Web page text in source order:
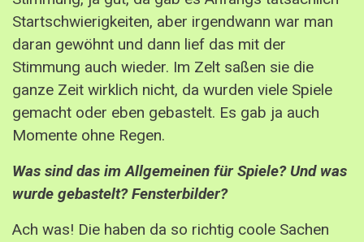
Startschwierigkeiten, aber irgendwann war man
daran gewöhnt und dann lief das mit der
Stimmung auch wieder. Im Zelt saßen sie die
ganze Zeit wirklich nicht, da wurden viele Spiele
gemacht oder eben gebastelt. Es gab ja auch
Momente ohne Regen.
Was sind das im Allgemeinen für Spiele? Und was
wurde gebastelt? Fensterbilder?
Ach was! Die haben da so richtig coole Sachen